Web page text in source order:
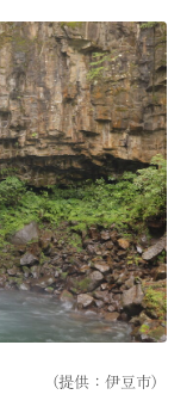
（提供：伊豆市）